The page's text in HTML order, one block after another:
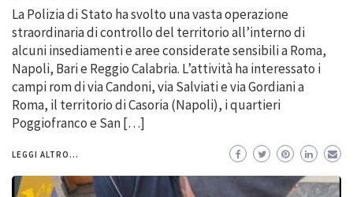
La Polizia di Stato ha svolto una vasta operazione
straordinaria di controllo del territorio all’interno di
alcuni insediamenti e aree considerate sensibili a Roma,
Napoli, Bari e Reggio Calabria. L’attività ha interessato i
campi rom di via Candoni, via Salviati e via Gordiani a
Roma, il territorio di Casoria (Napoli), i quartieri
Poggiofranco e San […]
LEGGI ALTRO...